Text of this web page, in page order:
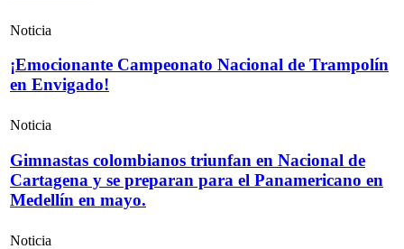
Noticia
¡Emocionante Campeonato Nacional de Trampolín
en Envigado!
Noticia
Gimnastas colombianos triunfan en Nacional de
Cartagena y se preparan para el Panamericano en
Medellín en mayo.
Noticia